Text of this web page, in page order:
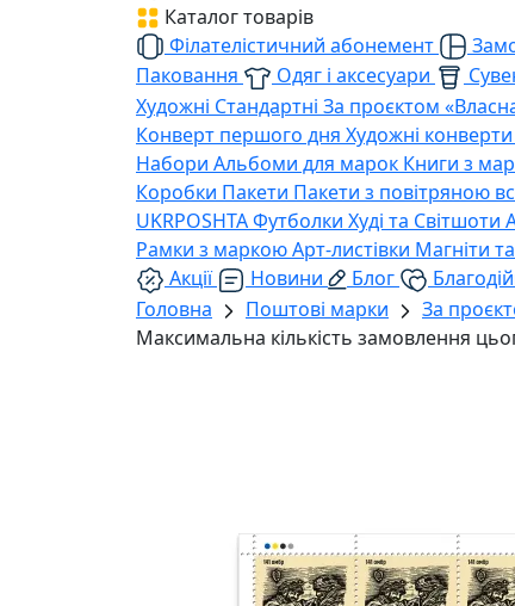
Каталог товарів
Філателістичний абонемент
Паковання
Одяг і аксесуари
Художні Стандартні За проєктом
Конверт першого дня Художні конверти
Набори Альбоми для марок Книги з
Коробки Пакети Пакети з повітряною
UKRPOSHTAФутболки Худі та Світшоти
Рамки з маркоюАрт-листівки Магніти
Акції
Новини Блог
Головна
Поштові марки За
Максимальна кількість замовлення